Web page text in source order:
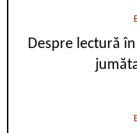
Despre lectură